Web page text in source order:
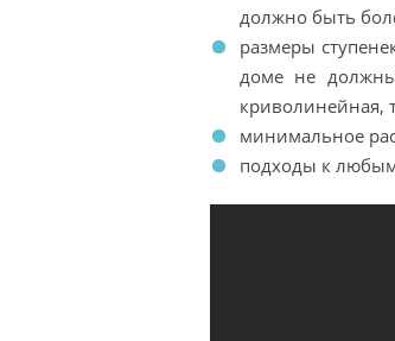
должно быть
размеры
доме не
криволинейная,
минимальное
подходы к